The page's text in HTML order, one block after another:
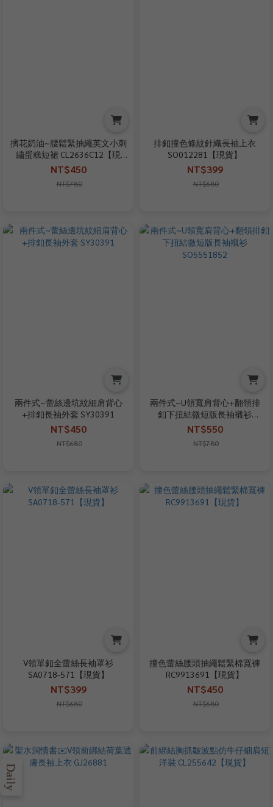
擠花奶油~腰鬆緊抽繩英文小刺
繡蛋糕短裙 CL2636C12【現
+預】
NT$450
NT$780
排釦撞色條紋針織長袖上衣
SO012281【現貨】
NT$399
NT$680
兩件式~蕾絲邊坑紋細肩背心
+排釦長袖外套 SY30391
NT$450
NT$680
兩件式~U領寬肩背心+翻領排
釦下扭結微短版長袖襯衫
SO5551852
NT$550
NT$780
V領單釦全蕾絲長袖罩衫
SA0718-571【現貨】
NT$399
NT$680
撞色蕾絲腰頭抽繩鬆緊棉寬褲
RC9913691【現貨】
NT$450
NT$680
Daily